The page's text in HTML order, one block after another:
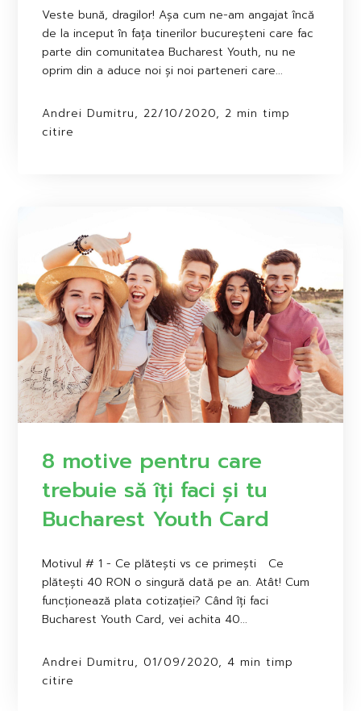
Veste bună, dragilor! Așa cum ne-am angajat încă
de la inceput în fața tinerilor bucureșteni care fac
parte din comunitatea Bucharest Youth, nu ne
oprim din a aduce noi și noi parteneri care...
Andrei Dumitru, 22/10/2020, 2 min timp
citire
8 motive pentru care
trebuie să îți faci și tu
Bucharest Youth Card
Motivul # 1 - Ce plătești vs ce primești Ce
plătești 40 RON o singură dată pe an. Atât! Cum
funcționează plata cotizației? Când îți faci
Bucharest Youth Card, vei achita 40...
Andrei Dumitru, 01/09/2020, 4 min timp
citire